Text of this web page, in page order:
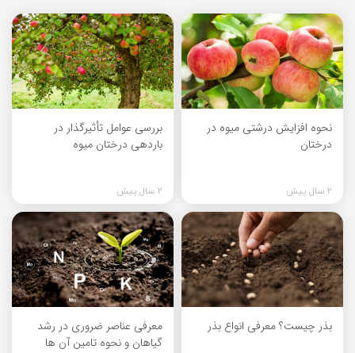
نحوه افزایش درشتی میوه در
درختان
2 سال پیش
بررسی عوامل تأثیرگذار در
باردهی درختان میوه
2 سال پیش
بذر چیست؟ معرفی انواع بذر
معرفی عناصر ضروری در رشد
گیاهان و نحوه تامین آن ها